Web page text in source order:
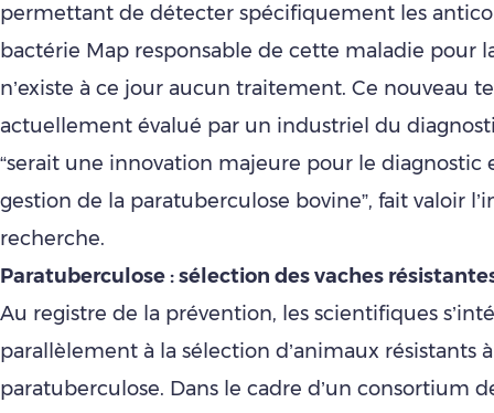
permettant de détecter spécifiquement les
bactérie Map responsable de cette maladie pour
n’existe à ce jour aucun traitement. Ce nouveau
actuellement évalué par un industriel du
“serait une innovation majeure pour le diagnostic
gestion de la paratuberculose bovine”, fait valoir
recherche.
Paratuberculose : sélection des vaches
Au registre de la prévention, les scientifiques
parallèlement à la sélection d’animaux résistants
paratuberculose. Dans le cadre d’un consortium